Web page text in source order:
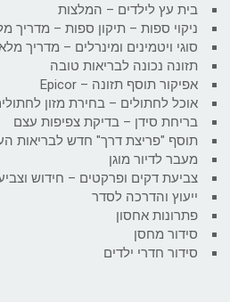
בית עץ לילדים – המלצות
ניקוי ספות – תיקון ספות – מדריך
סוגי ויטמינים ומינרלים – מדריך
תזונה נכונה לבריאות טובה
אפיקור תוסף תזונה – Epicor
אוכל לחתולים – בחירת מזון
בריחת סידן – בדיקת צפיפות עצם
תוסף "פריצת דרך" חדש לבריאות
מעבר לדיור מוגן
צביעת דקים ופרקטים – חידוש
ייעוץ והדרכה לסדר
פתרונות אחסון
סידור מחסן
סידור חדרי ילדים